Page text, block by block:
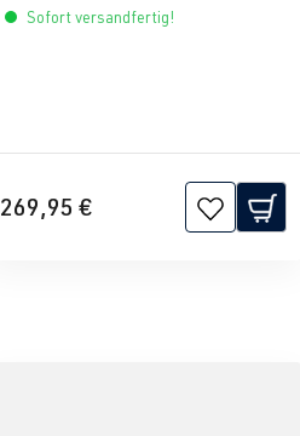
BAR-TEK®
Sofort versandfertig!
269,95 €